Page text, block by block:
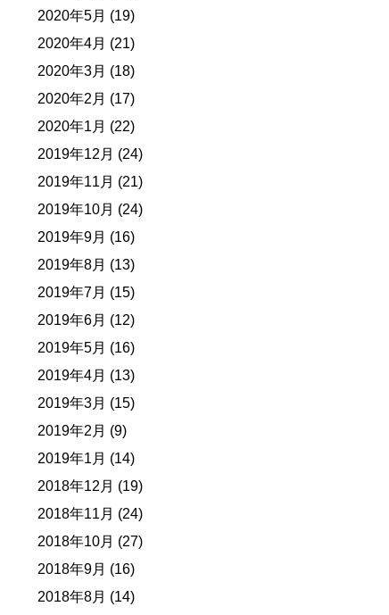
2020年5月 (19)
2020年4月 (21)
2020年3月 (18)
2020年2月 (17)
2020年1月 (22)
2019年12月 (24)
2019年11月 (21)
2019年10月 (24)
2019年9月 (16)
2019年8月 (13)
2019年7月 (15)
2019年6月 (12)
2019年5月 (16)
2019年4月 (13)
2019年3月 (15)
2019年2月 (9)
2019年1月 (14)
2018年12月 (19)
2018年11月 (24)
2018年10月 (27)
2018年9月 (16)
2018年8月 (14)